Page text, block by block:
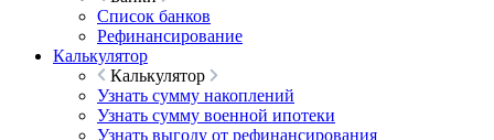
Список банков
Рефинансирование
Калькулятор
Калькулятор
Узнать сумму накоплений
Узнать сумму военной ипотеки
Узнать выгоду от рефинансирования